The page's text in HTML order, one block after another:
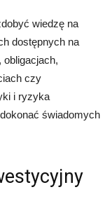
wiedzę na
dostępnych na
czy
i ryzyka
świadomych